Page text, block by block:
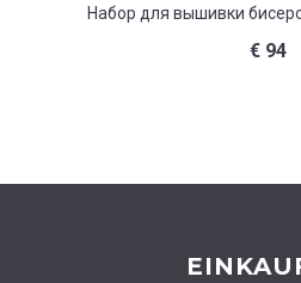
Набор для вышивки
€94